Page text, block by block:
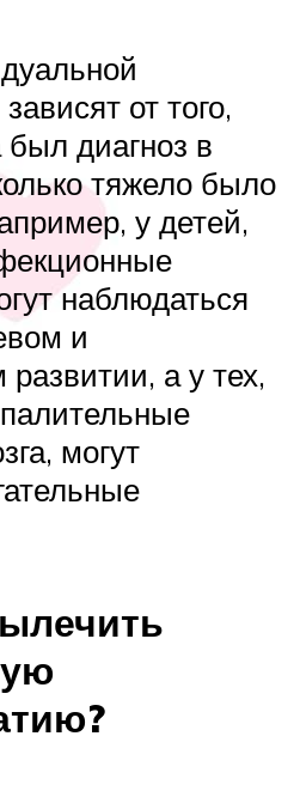
от того,
был диагноз в
тяжело было
у детей,
наблюдаться
и
а у тех,
могут